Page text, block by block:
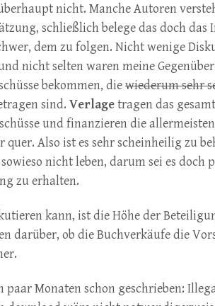
nicht. Manche Autoren
schließlich belege das doch das
dem zu folgen. Nicht wenige
nicht selten waren meine
bekommen, diewiederum sehr
sind. Verlagetragen das
und finanzieren die
quer. Also ist es sehr scheinheilig zu
nicht leben, darum sei es doch
zu erhalten.
kann, ist die Höhe der
darüber, ob die Buchverkäufe die
paar Monaten schon geschrieben: